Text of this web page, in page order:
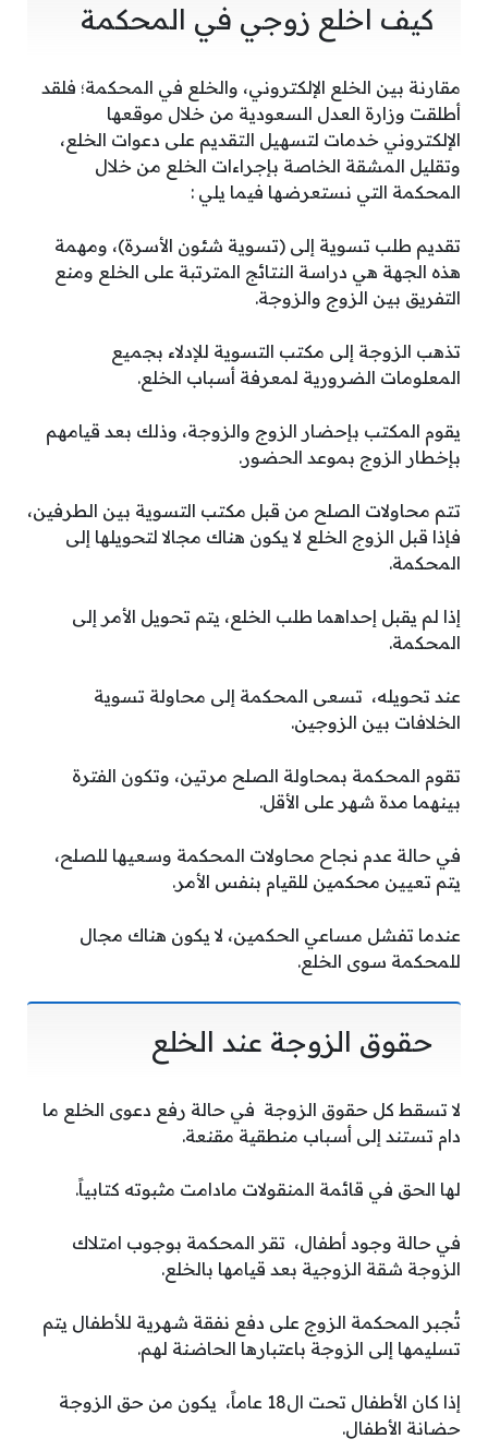
كيف اخلع زوجي في المحكمة
مقارنة بين الخلع الإلكتروني، والخلع في المحكمة؛ فلقد
أطلقت وزارة العدل السعودية من خلال موقعها
الإلكتروني خدمات لتسهيل التقديم على دعوات الخلع،
وتقليل المشقة الخاصة بإجراءات الخلع من خلال
المحكمة التي نستعرضها فيما يلي :
تقديم طلب تسوية إلى (تسوية شئون الأسرة)، ومهمة
هذه الجهة هي دراسة النتائج المترتبة على الخلع ومنع
التفريق بين الزوج والزوجة.
تذهب الزوجة إلى مكتب التسوية للإدلاء بجميع
المعلومات الضرورية لمعرفة أسباب الخلع.
يقوم المكتب بإحضار الزوج والزوجة، وذلك بعد قيامهم
بإخطار الزوج بموعد الحضور.
تتم محاولات الصلح من قبل مكتب التسوية بين الطرفين،
فإذا قبل الزوج الخلع لا يكون هناك مجالا لتحويلها إلى
المحكمة.
إذا لم يقبل إحداهما طلب الخلع، يتم تحويل الأمر إلى
المحكمة.
عند تحويله، تسعى المحكمة إلى محاولة تسوية
الخلافات بين الزوجين.
تقوم المحكمة بمحاولة الصلح مرتين، وتكون الفترة
بينهما مدة شهر على الأقل.
في حالة عدم نجاح محاولات المحكمة وسعيها للصلح،
يتم تعيين محكمين للقيام بنفس الأمر.
عندما تفشل مساعي الحكمين، لا يكون هناك مجال
للمحكمة سوى الخلع.
حقوق الزوجة عند الخلع
لا تسقط كل حقوق الزوجة في حالة رفع دعوى الخلع ما
دام تستند إلى أسباب منطقية مقنعة.
لها الحق في قائمة المنقولات مادامت مثبوته كتابياً.
في حالة وجود أطفال، تقر المحكمة بوجوب امتلاك
الزوجة شقة الزوجية بعد قيامها بالخلع.
تُجبر المحكمة الزوج على دفع نفقة شهرية للأطفال يتم
تسليمها إلى الزوجة باعتبارها الحاضنة لهم.
إذا كان الأطفال تحت ال18 عاماً، يكون من حق الزوجة
حضانة الأطفال.